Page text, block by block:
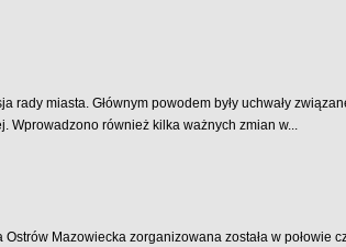
rady miasta. Głównym powodem były uchwały
Wprowadzono również kilka ważnych zmian w...
Mazowiecka zorganizowana została w połowie